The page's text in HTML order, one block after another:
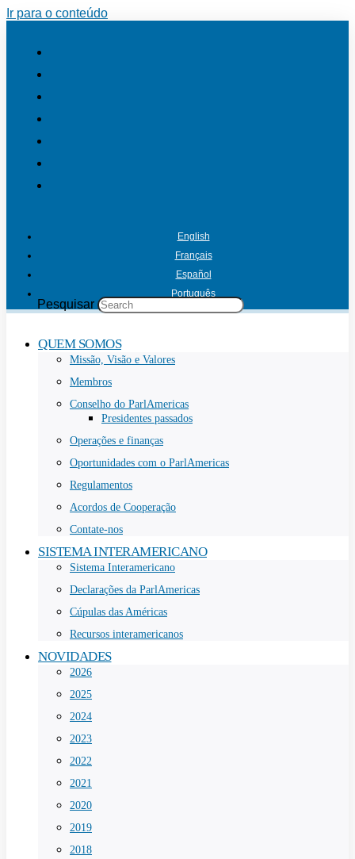
Ir para o conteúdo
English
Français
Español
Português
Pesquisar
QUEM SOMOS
Missão, Visão e Valores
Membros
Conselho do ParlAmericas
Presidentes passados
Operações e finanças
Oportunidades com o ParlAmericas
Regulamentos
Acordos de Cooperação
Contate-nos
SISTEMA INTERAMERICANO
Sistema Interamericano
Declarações da ParlAmericas
Cúpulas das Américas
Recursos interamericanos
NOVIDADES
2026
2025
2024
2023
2022
2021
2020
2019
2018